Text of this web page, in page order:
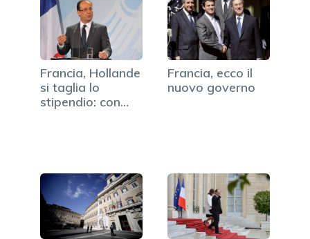
Francia, Hollande
si taglia lo
stipendio: con
Francia, ecco il
nuovo governo